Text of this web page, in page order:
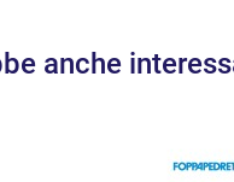
anche